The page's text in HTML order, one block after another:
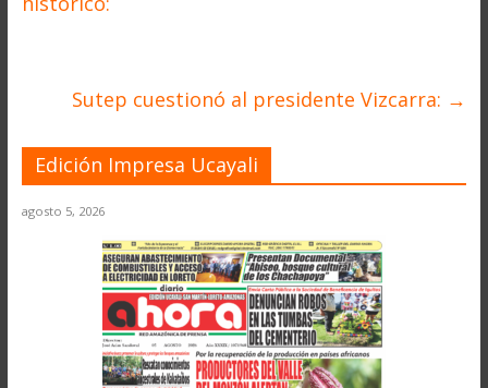
Sutep cuestionó al presidente Vizcarra: →
Edición Impresa Ucayali
agosto 5, 2026